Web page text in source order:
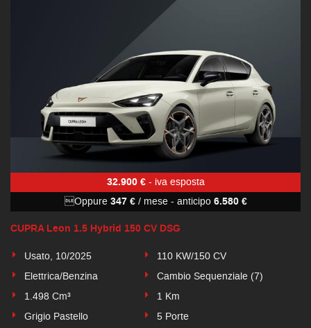
32.900 €- iva esposta
Oppure 347 €/ mese- anticipo 6.580 €
CUPRA Leon 1.5 Hybrid 150 CV DSG
Usato, 10/2025
110 KW/150 CV
Elettrica/Benzina
Cambio Sequenziale (7)
1.498 Cm³
1 Km
Grigio Pastello
5 Porte